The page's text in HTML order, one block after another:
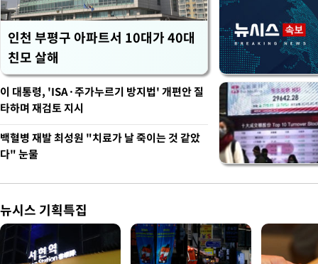
인천 부평구 아파트서 10대가 40대
친모 살해
이 대통령, 'ISA·주가누르기 방지법' 개편안 질
타하며 재검토 지시
백혈병 재발 최성원 "치료가 날 죽이는 것 같았
다" 눈물
뉴시스 기획특집